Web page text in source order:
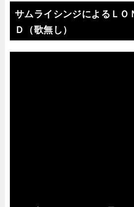
サムライシンジによるＬ
Ｄ（歌無し）